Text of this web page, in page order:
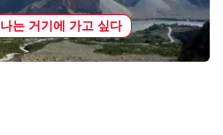
나는 거기에 가고 싶다